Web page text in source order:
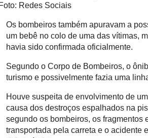
Redes Sociais
Os bombeiros também apuravam a
um bebê no colo de uma das vítimas,
havia sido confirmada oficialmente.
Segundo o Corpo de Bombeiros, o
turismo e possivelmente fazia uma
Houve suspeita de envolvimento de
causa dos destroços espalhados na
segundo os bombeiros, os fragmentos
transportada pela carreta e o acidente